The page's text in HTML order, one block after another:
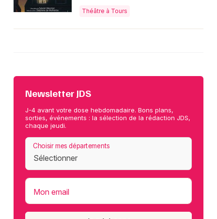
Théâtre à Tours
Newsletter JDS
J-4 avant votre dose hebdomadaire. Bons plans,
sorties, événements : la sélection de la rédaction JDS,
chaque jeudi.
Choisir mes départements
Mon email